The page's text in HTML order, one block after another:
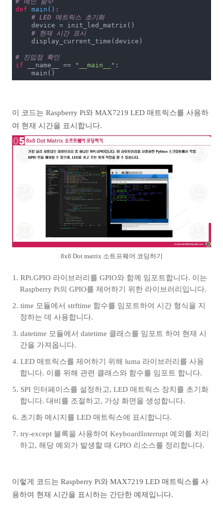
def main ():
# LED 매트릭스 초기화
# 현재 시간 표시
# 진입점 확인
if __name__ == "__main__" :
    main()
이 코드는 Raspberry Pi와 MAX7219 LED 매트릭스를 사용하
여 현재 시간을 표시합니다.
8x8 Dot matrix 소트프웨어 코딩하기
RPi.GPIO 라이브러리를 GPIO와 함께 임포트합니다. 이는
Raspberry Pi의 GPIO를 제어하기 위한 라이브러리입니다.
time 모듈에서 strftime 함수를 임포트하여 시간 형식을 지
정하는 데 사용합니다.
datetime 모듈에서 datetime 클래스를 임포트 하여 현재 시
간을 가져옵니다.
LED 매트릭스를 제어하기 위해 luma 라이브러리를 사용
합니다. 이를 위해 관련 클래스와 함수를 임포트 합니다.
SPI 인터페이스를 설정하고, LED 매트릭스 장치를 초기화
합니다. 대비를 조절하고, 가상 화면을 생성합니다.
초기화 메시지를 LED 매트릭스에 표시합니다.
try-except 블록을 사용하여 KeyboardInterrupt 예외를 처리
하고, 해당 예외가 발생할 때 GPIO 리소스를 정리합니다.
이렇게 코드는 Raspberry Pi와 MAX7219 LED 매트릭스를 사
용하여 현재 시간을 표시하는 간단한 예제입니다.